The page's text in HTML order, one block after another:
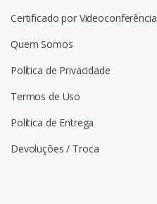
Certificado por Videoconferência
Quem Somos
Política de Privacidade
Termos de Uso
Política de Entrega
Devoluções / Troca